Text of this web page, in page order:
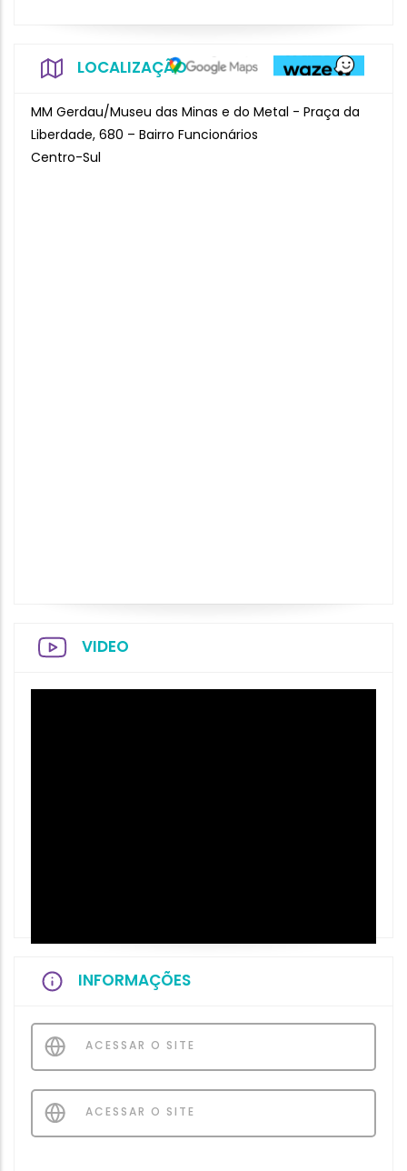
LOCALIZAÇÃO
MM Gerdau/Museu das Minas e do Metal - Praça da
Liberdade, 680 – Bairro Funcionários
Centro-Sul
VIDEO
INFORMAÇÕES
ACESSAR O SITE
ACESSAR O SITE